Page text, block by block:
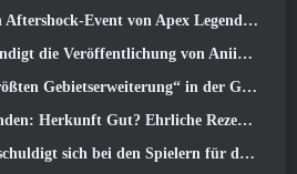
Event von Apex Legends wird es elektrisierend
Aniimo für PlayStation an 5 Und der Epic Games Store bei Markteinführungen
in der Geschichte von RuneScape startet heute
Herkunft Gut? Ehrliche Rezension
für den durch „schändliche Einladungen“ in Warframe verursachten Stress